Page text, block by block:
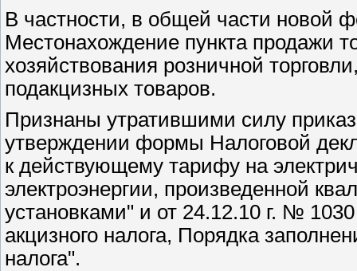
В частности, в общей части новой
Местонахождение пункта продажи
хозяйствования розничной
подакцизных товаров.
Признаны утратившими силу
утверждении формы Налоговой
к действующему тарифу на
электроэнергии, произведенной
установками" и от 24.12.10 г. №
акцизного налога, Порядка
налога".